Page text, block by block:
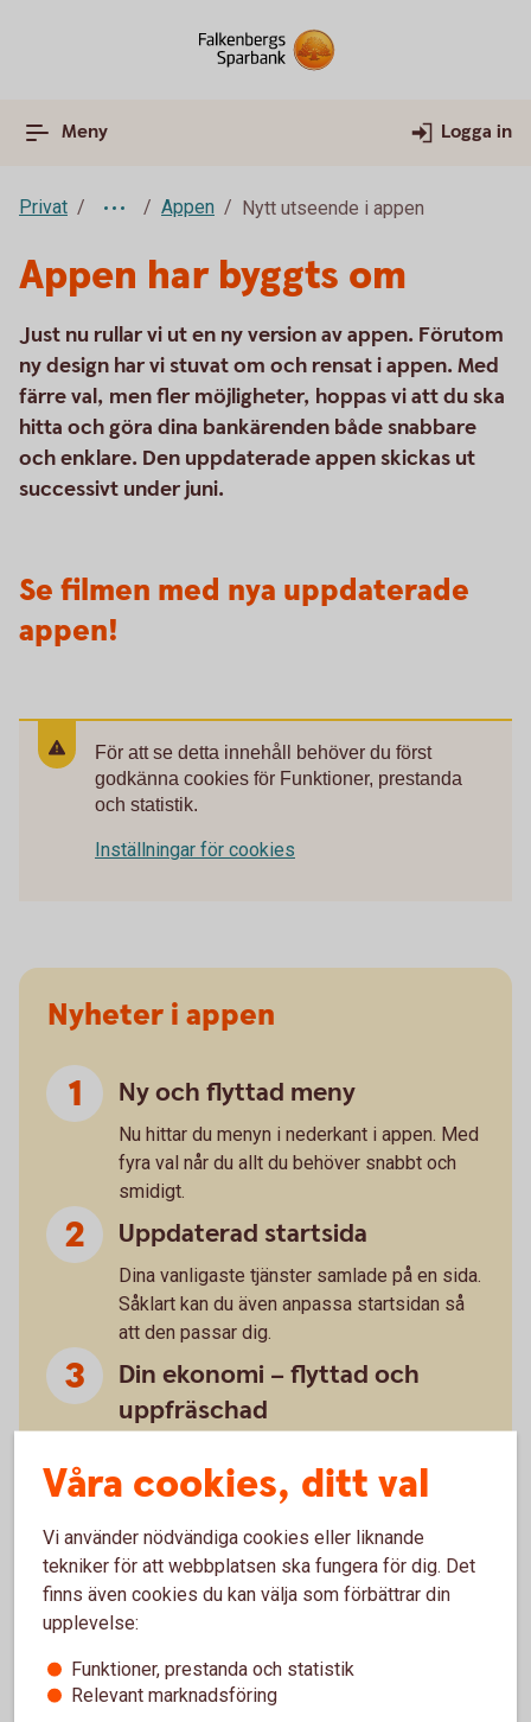
Meny Logga in
Privat Appen Nytt utseende i appen
Appen har byggts om
Just nu rullar vi ut en ny version av appen. Förutom
ny design har vi stuvat om och rensat i appen. Med
färre val, men fler möjligheter, hoppas vi att du ska
hitta och göra dina bankärenden både snabbare
och enklare. Den uppdaterade appen skickas ut
successivt under juni.
Se filmen med nya uppdaterade
appen!
För att se detta innehåll behöver du först
godkänna cookies för Funktioner, prestanda
och statistik.
Inställningar för cookies
Nyheter i appen
Ny och flyttad meny
Nu hittar du menyn i nederkant i appen. Med
fyra val når du allt du behöver snabbt och
smidigt.
Uppdaterad startsida
Dina vanligaste tjänster samlade på en sida.
Såklart kan du även anpassa startsidan så
att den passar dig.
Din ekonomi – flyttad och
uppfräschad
”Du” handlar om dig
Under det här valet hittar du till exempel
dokument och meddelande. Sånt som
handlar om dig, helt enkelt.
Behöver du hjälp?
Under "Hjälp" i appen hittar du nu svar på
vanliga frågor och kontaktuppgifter till oss.
Våra cookies, ditt val
Vi använder nödvändiga cookies eller liknande
tekniker för att webbplatsen ska fungera för dig. Det
finns även cookies du kan välja som förbättrar din
upplevelse:
Funktioner, prestanda och statistik
Relevant marknadsföring